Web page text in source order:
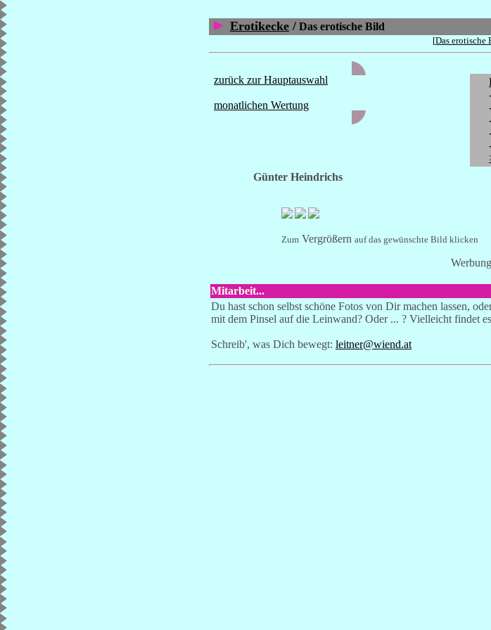
Erotikecke / Das erotische Bild
[Das erotische
zurück zur Hauptauswahl
monatlichen Wertung
Günter Heindrichs
Zum Vergrößern auf das gewünschte Bild klicken
Mitarbeit...
Du hast schon selbst schöne Fotos von Dir machen lassen,
mit dem Pinsel auf die Leinwand? Oder ... ? Vielleicht findet
Schreib', was Dich bewegt: leitner@wiend.at